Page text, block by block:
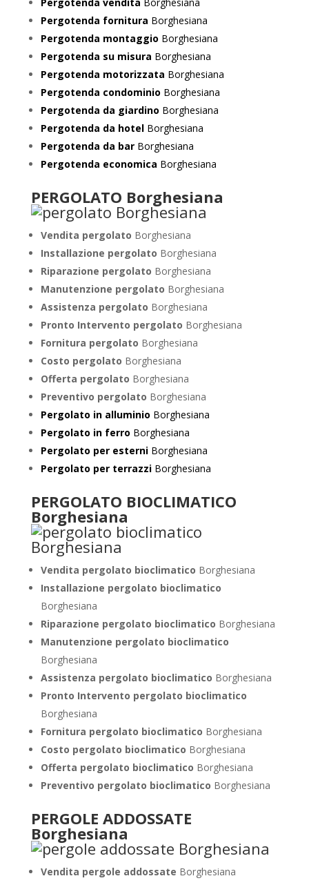
Pergotenda fornitura Borghesiana
Pergotenda montaggio Borghesiana
Pergotenda su misura Borghesiana
Pergotenda motorizzata Borghesiana
Pergotenda condominio Borghesiana
Pergotenda da giardino Borghesiana
Pergotenda da hotelBorghesiana
Pergotenda da barBorghesiana
Pergotenda economica Borghesiana
PERGOLATO Borghesiana
Vendita pergolato Borghesiana
Installazione pergolato Borghesiana
Riparazione pergolato Borghesiana
Manutenzione pergolato Borghesiana
Assistenza pergolato Borghesiana
Pronto Intervento pergolato Borghesiana
Fornitura pergolato Borghesiana
Costo pergolato Borghesiana
Offerta pergolato Borghesiana
Preventivo pergolato Borghesiana
Pergolato in alluminio Borghesiana
Pergolato in ferro Borghesiana
Pergolato per esterniBorghesiana
Pergolato per terrazziBorghesiana
PERGOLATO BIOCLIMATICO
Borghesiana
Vendita pergolato bioclimatico Borghesiana
Installazione pergolato bioclimatico
Borghesiana
Riparazione pergolato bioclimatico Borghesiana
Manutenzione pergolato bioclimatico
Borghesiana
Assistenza pergolato bioclimatico Borghesiana
Pronto Intervento pergolato bioclimatico
Borghesiana
Fornitura pergolato bioclimatico Borghesiana
Costo pergolato bioclimatico Borghesiana
Offerta pergolato bioclimatico Borghesiana
Preventivo pergolato bioclimatico Borghesiana
PERGOLE ADDOSSATE
Borghesiana
Vendita pergole addossate Borghesiana